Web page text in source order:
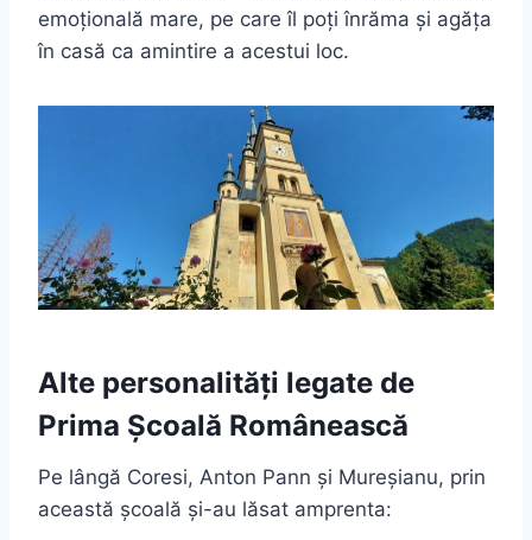
emoțională mare, pe care îl poți înrăma și agăța
în casă ca amintire a acestui loc.
Alte personalități legate de
Prima Școală Românească
Pe lângă Coresi, Anton Pann și Mureșianu, prin
această școală și-au lăsat amprenta: